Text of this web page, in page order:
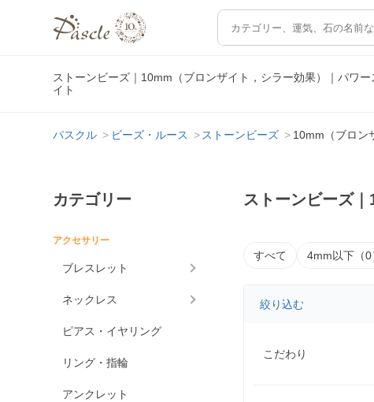
ストーンビーズ｜10mm（ブロンザイト，シラー効果）｜パワ
イト
パスクル ビーズ・ルース ストーンビーズ 10mm（ブロン
カテゴリー
アクセサリー
ブレスレット
ネックレス
ピアス・イヤリング
リング・指輪
アンクレット
ストーンビーズ｜
すべて 4mm以下（0
絞り込む
こだわり